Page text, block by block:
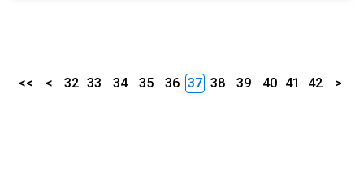
<< < 32 33 34 35 36 37 38 39 40 41 42 >